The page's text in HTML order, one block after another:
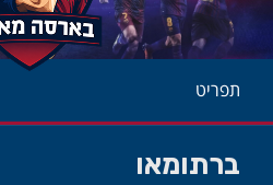
תפריט
ברתומאו